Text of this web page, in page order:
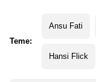
Teme:
Ansu Fati
Hansi Flick